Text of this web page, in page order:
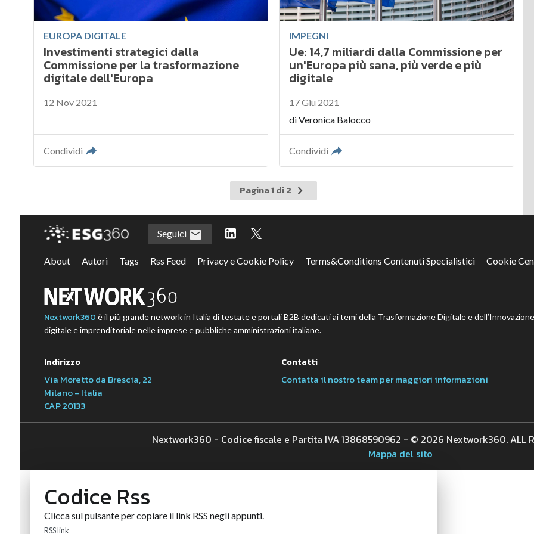
EUROPA DIGITALE
Investimenti strategici dalla
Commissione per la trasformazione
digitale dell'Europa
12 Nov 2021
Condividi
IMPEGNI
Ue: 14,7 miliardi dalla Commissione per
un'Europa più sana, più verde e più
digitale
17 Giu 2021
diVeronica Balocco
Condividi
Pagina 1 di 2 Pagina
successiva
Seguici
About Autori Tags Rss Feed Privacy e Cookie Policy Terms&Conditions Contenuti Specialistici Cookie
Nextwork360 è il più grande network in Italia di testate e portali B2B dedicati ai temi della Trasformazione Digitale e
digitale e imprenditoriale nelle imprese e pubbliche amministrazioni italiane.
Indirizzo
Via Moretto da Brescia, 22
Milano - Italia
CAP 20133
Contatti
Contatta il nostro team per maggiori informazioni
Nextwork360 - Codice fiscale e Partita IVA 13868590962 - © 2026 Nextwork360. ALL
Mappa del sito
Codice Rss
Clicca sul pulsante per copiare il link RSS negli appunti.
RSS link